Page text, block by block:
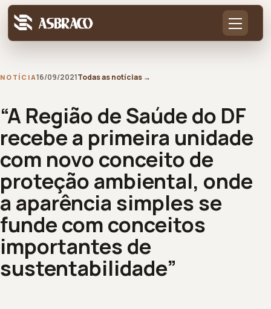
NOTÍCIA16/09/2021Todas as notícias →
“A Região de Saúde do DF
recebe a primeira unidade
com novo conceito de
proteção ambiental, onde
a aparência simples se
funde com conceitos
importantes de
sustentabilidade”